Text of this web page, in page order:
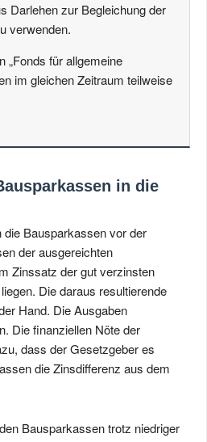
Darlehen zur Begleichung der
verwenden.
„Fonds für allgemeine
im gleichen Zeitraum teilweise
in die
die Bausparkassen vor der
der ausgereichten
Zinssatz der gut verzinsten
Die daraus resultierende
Hand. Die Ausgaben
Die finanziellen Nöte der
dass der Gesetzgeber es
die Zinsdifferenz aus dem
Bausparkassen trotz niedriger